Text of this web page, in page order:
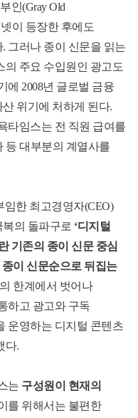
인(Gray Old
이 등장한 후에도
. 그러나 종이 신문을 읽는
의 주요 수입원인 광고도
에 2008년 글로벌 금융
위기에 처하게 된다.
타임스는 전 직원 급여를
등 대부분의 계열사를
임한 최고경영자(CEO)
의 돌파구로 ‘디지털
기존의 종이 신문 중심
종이 신문순으로 뒤집는
한계에서 벗어나
하고 광고와 구독
운영하는 디지털 콘텐츠
다.
는 구성원이 현재의
를 위해서는 불편한